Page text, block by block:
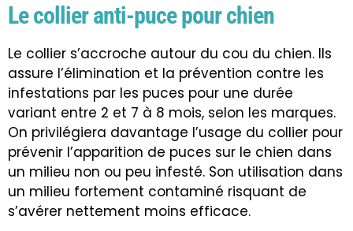
Le collier anti-puce pour chien
Le collier s’accroche autour du cou du chien. Ils
assure l’élimination et la prévention contre les
infestations par les puces pour une durée
variant entre 2 et 7 à 8 mois, selon les marques.
On privilégiera davantage l’usage du collier pour
prévenir l’apparition de puces sur le chien dans
un milieu non ou peu infesté. Son utilisation dans
un milieu fortement contaminé risquant de
s’avérer nettement moins efficace.